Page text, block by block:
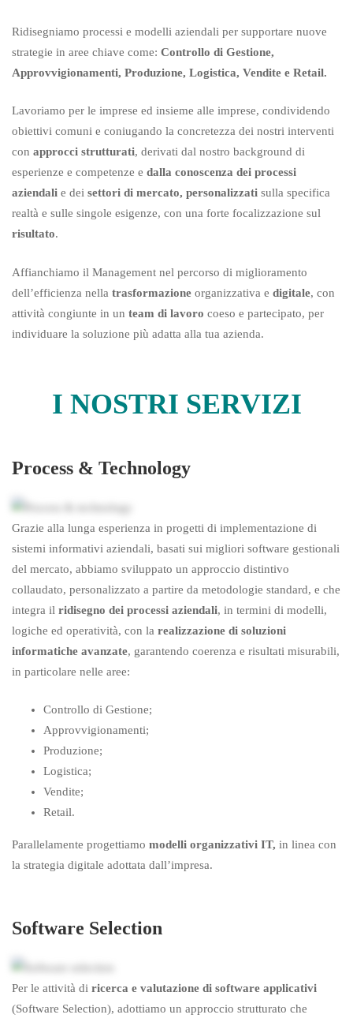
Ridisegniamo processi e modelli aziendali per supportare nuove
strategie in aree chiave come: Controllo di Gestione,
Approvvigionamenti, Produzione, Logistica, Vendite e Retail.
Lavoriamo per le imprese ed insieme alle imprese, condividendo
obiettivi comuni e coniugando la concretezza dei nostri interventi
con approcci strutturati, derivati dal nostro background di
esperienze e competenze e dalla conoscenza dei processi
aziendali e dei settori di mercato, personalizzati sulla specifica
realtà e sulle singole esigenze, con una forte focalizzazione sul
risultato.
Affianchiamo il Management nel percorso di miglioramento
dell’efficienza nella trasformazione organizzativa e digitale, con
attività congiunte in un team di lavoro coeso e partecipato, per
individuare la soluzione più adatta alla tua azienda.
I NOSTRI SERVIZI
Process & Technology
Grazie alla lunga esperienza in progetti di implementazione di
sistemi informativi aziendali, basati sui migliori software gestionali
del mercato, abbiamo sviluppato un approccio distintivo
collaudato, personalizzato a partire da metodologie standard, e che
integra il ridisegno dei processi aziendali, in termini di modelli,
logiche ed operatività, con la realizzazione di soluzioni
informatiche avanzate, garantendo coerenza e risultati misurabili,
in particolare nelle aree:
Controllo di Gestione;
Approvvigionamenti;
Produzione;
Logistica;
Vendite;
Retail.
Parallelamente progettiamo modelli organizzativi IT, in linea con
la strategia digitale adottata dall’impresa.
Software Selection
Per le attività di ricerca e valutazione di software applicativi
(Software Selection), adottiamo un approccio strutturato che